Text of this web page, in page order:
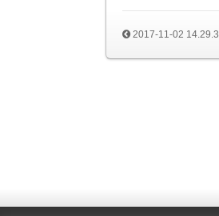
2017-11-02